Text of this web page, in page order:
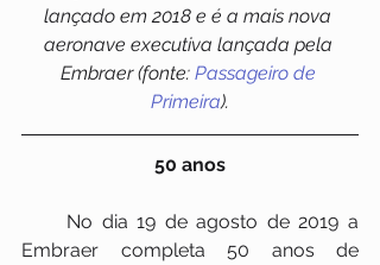
lançado em 2018 e é a mais nova
aeronave executiva lançada pela
Embraer (fonte: Passageiro de
Primeira).
50 anos
Embraer completa 50 anos de